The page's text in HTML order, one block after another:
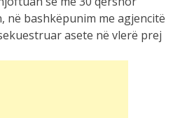
asete në vlerë prej